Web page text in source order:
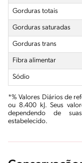
Gorduras totais
Gorduras saturadas
Gorduras trans
Fibra alimentar
Sódio
*% Valores Diários de
ou 8.400 kJ. Seus
dependendo de
estabelecido.